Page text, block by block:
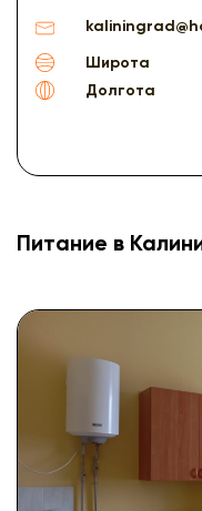
Широта
Долгота
Питание в